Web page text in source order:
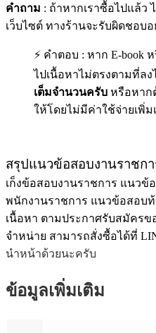
คำถาม : ถ้าหากเราซื้อไปแล้ว
เว็บไซต์ ทางร้านจะรับผิดชอบอ
⚡ คำตอบ : หาก E-book
ไปเนื้อหาไม่ตรงตามที่ลง
เต็มจำนวนครับ หรือหาก
ให้โดยไม่มีค่าใช้จ่ายเพิ่ม
สรุปแนวข้อสอบงานราชก
เก็งข้อสอบงานราชการ แนว
พนักงานราชการ แนวข้อสอบ
เนื้อหา ตามประกาศรับสมัครข
จำหน่าย สามารถสั่งซื้อได้ที่
นำหน้าด้วยนะครับ
ข้อมูลเพิ่มเติม